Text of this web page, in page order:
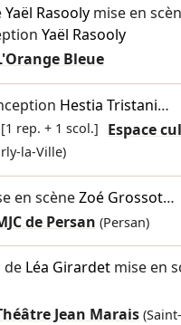
Yaël Rasoolymise en
Yaël Rasooly
Bleue
Hestia Tristani…
[1 rep. + 1 scol.]
Espace
la-Ville)
en scèneZoé Grossot…
de Persan (Persan)
de Léa Girardetmise en
Jean Marais